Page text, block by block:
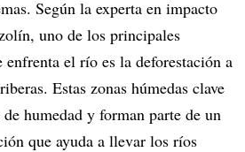
Según la experta en impacto
uno de los principales
enfrenta el río es la deforestación a
Estas zonas húmedas clave
humedad y forman parte de un
que ayuda a llevar los ríos